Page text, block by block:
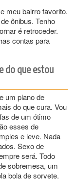
meu bairro favorito.
ônibus. Tenho
é retroceder.
contas para
do que estou
um plano de
do que cura. Vou
de um ótimo
esses de
e leve. Nada
Sexo de
será. Todo
sobremesa, um
bola de sorvete.